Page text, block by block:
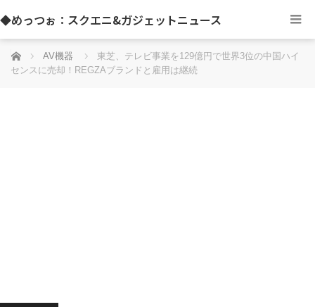
◆めっつぉ：スクエニ&ガジェットニュース
ホーム AV機器
東芝、テレビ事業を129億円で世界3位の中国ハイ
センスに売却！REGZAブランドと雇用は継続